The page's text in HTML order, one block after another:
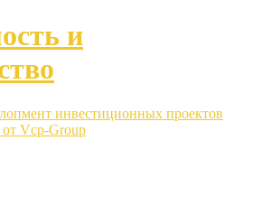
и
инвестиционных проектов
Vcp-Group